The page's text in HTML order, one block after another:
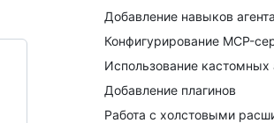
Добавление навыков агента
Конфигурирование MCP-
Использование кастомных
Добавление плагинов
Работа с холстовыми